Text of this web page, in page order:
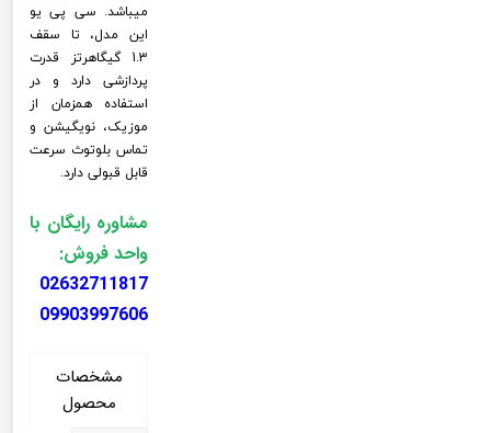
میباشد. سی پی یو
این مدل، تا سقف
1.3 گیگاهرتز قدرت
پردازشی دارد و در
استفاده همزمان از
موزیک، نویگیشن و
تماس بلوتوث سرعت
قابل قبولی دارد.
مشاوره رایگان با
واحد فروش:
02632711817
09903997606
مشخصات
محصول